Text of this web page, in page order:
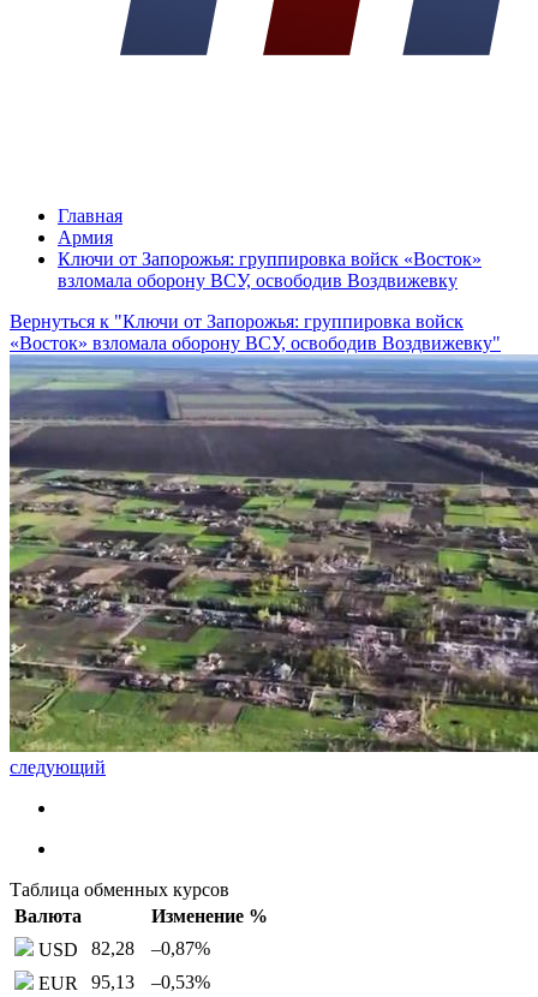
Главная
Армия
Ключи от Запорожья: группировка войск «Восток»
взломала оборону ВСУ, освободив Воздвижевку
Вернуться к "Ключи от Запорожья: группировка войск
«Восток» взломала оборону ВСУ, освободив Воздвижевку"
следующий
Таблица обменных курсов
Валюта
Изменение %
USD
82,28 –0,87%
EUR
95,13 –0,53%